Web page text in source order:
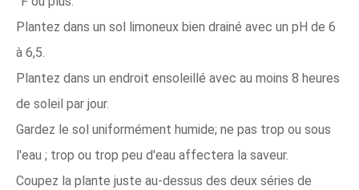
Plantez dans un sol limoneux bien drainé avec un pH de 6
à 6,5.
Plantez dans un endroit ensoleillé avec au moins 8 heures
de soleil par jour.
Gardez le sol uniformément humide; ne pas trop ou sous
l'eau ; trop ou trop peu d'eau affectera la saveur.
Coupez la plante juste au-dessus des deux séries de